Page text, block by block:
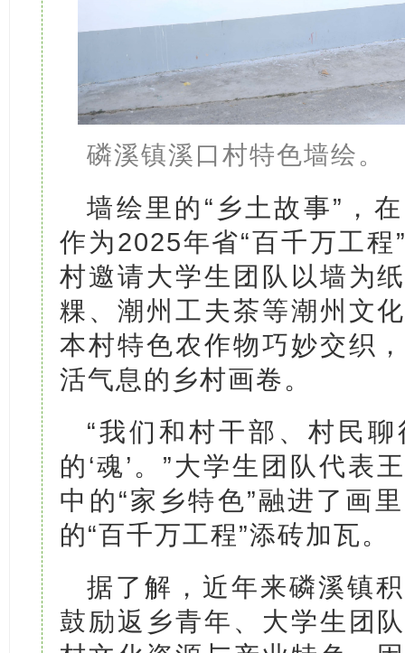
磷溪镇溪口村特色墙绘。
墙绘里的“乡土故事”，
作为2025年省“百千万工
村邀请大学生团队以墙为
粿、潮州工夫茶等潮州文
本村特色农作物巧妙交织
活气息的乡村画卷。
“我们和村干部、村民
的‘魂’。”大学生团队代表
中的“家乡特色”融进了画
的“百千万工程”添砖加瓦。
据了解，近年来磷溪镇
鼓励返乡青年、大学生团